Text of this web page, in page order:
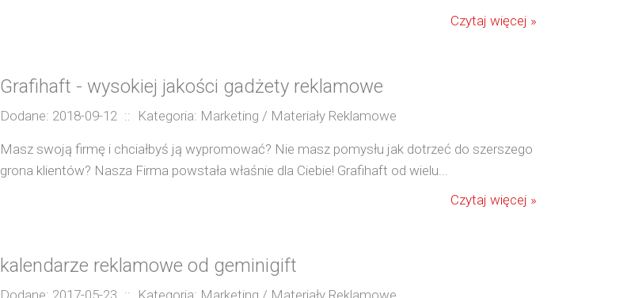
Czytaj więcej »
Grafihaft - wysokiej jakości gadżety reklamowe
Dodane: 2018-09-12 :: Kategoria: Marketing / Materiały Reklamowe
Masz swoją firmę i chciałbyś ją wypromować? Nie masz pomysłu jak dotrzeć do szerszego
grona klientów? Nasza Firma powstała właśnie dla Ciebie! Grafihaft od wielu...
Czytaj więcej »
kalendarze reklamowe od geminigift
Dodane: 2017-05-23 :: Kategoria: Marketing / Materiały Reklamowe